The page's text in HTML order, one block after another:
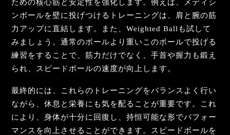
ための核心筋と安定性を強化します。例えば、メディシ
ンボールを壁に投げつけるトレーニングは、肩と腕の筋
力アップに直結します。また、Weighted Ballも試して
みましょう。通常のボールより重いこのボールで投げる
練習をすることで、筋力だけでなく、手首や握力も鍛え
られ、スピードボールの速度が向上します。
最終的には、これらのトレーニングをバランスよく行い
ながら、休息と栄養にも気を配ることが重要です。これ
により、身体が十分に回復し、持恒可能な形でパフォー
マンスを向上させることができます。スピードボールを